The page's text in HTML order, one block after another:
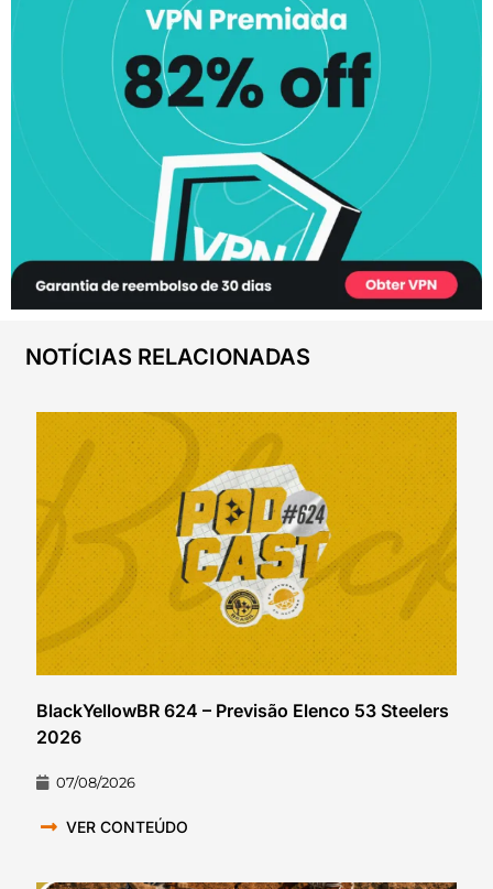
NOTÍCIAS RELACIONADAS
BlackYellowBR 624 – Previsão Elenco 53 Steelers
2026
07/08/2026
VER CONTEÚDO